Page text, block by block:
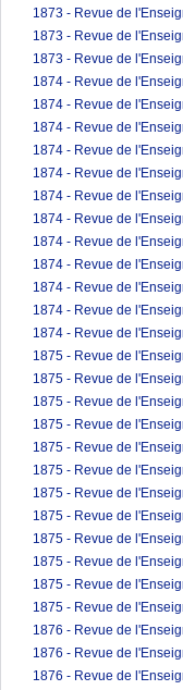
1873 - Revue de
1873 - Revue de
1873 - Revue de
1874 - Revue de
1874 - Revue de
1874 - Revue de
1874 - Revue de
1874 - Revue de
1874 - Revue de
1874 - Revue de
1874 - Revue de
1874 - Revue de
1874 - Revue de
1874 - Revue de
1874 - Revue de
1875 - Revue de
1875 - Revue de
1875 - Revue de
1875 - Revue de
1875 - Revue de
1875 - Revue de
1875 - Revue de
1875 - Revue de
1875 - Revue de
1875 - Revue de
1875 - Revue de
1875 - Revue de
1876 - Revue de
1876 - Revue de
1876 - Revue de